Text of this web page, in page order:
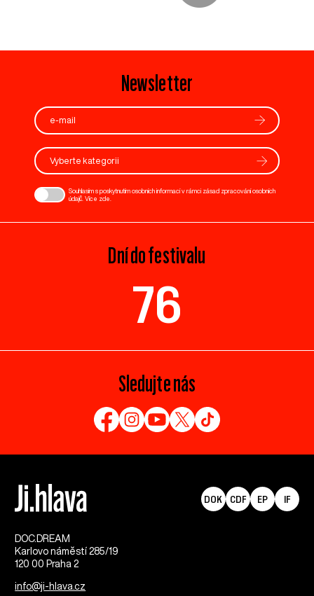
Newsletter
Vyberte kategorii
Souhlasím s poskytnutím osobních informací v rámci zásad zpracování osobních
údajů. Více zde
Dní do festivalu
76
Sledujte nás
DOC.DREAM​
Karlovo náměstí 285/19
120 00 Praha 2
info@ji-hlava.cz
DOK CDF EP IF